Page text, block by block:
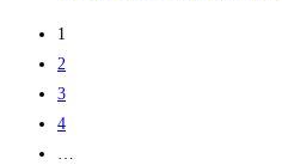
1
2
3
4
…